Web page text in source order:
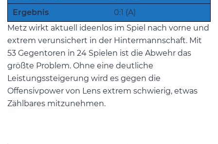
Ergebnis
0:1 (A)
Metz wirkt aktuell ideenlos im Spiel nach vorne und
extrem verunsichert in der Hintermannschaft. Mit
53 Gegentoren in 24 Spielen ist die Abwehr das
größte Problem. Ohne eine deutliche
Leistungssteigerung wird es gegen die
Offensivpower von Lens extrem schwierig, etwas
Zählbares mitzunehmen.